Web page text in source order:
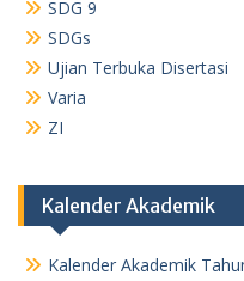
SDG 9
SDGs
Ujian Terbuka Disertasi
Varia
ZI
Kalender Akademik
Kalender Akademik